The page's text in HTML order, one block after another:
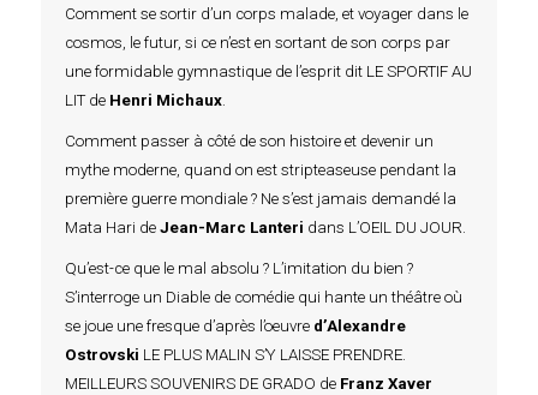
Comment se sortir d’un corps malade, et voyager dans le
cosmos, le futur, si ce n’est en sortant de son corps par
une formidable gymnastique de l’esprit dit LE SPORTIF AU
LIT de Henri Michaux.
Comment passer à côté de son histoire et devenir un
mythe moderne, quand on est stripteaseuse pendant la
première guerre mondiale ? Ne s’est jamais demandé la
Mata Hari de Jean-Marc Lanteri dans L’OEIL DU JOUR.
Qu’est-ce que le mal absolu ? L’imitation du bien ?
S’interroge un Diable de comédie qui hante un théâtre où
se joue une fresque d’après l’oeuvre d’Alexandre
Ostrovski LE PLUS MALIN S’Y LAISSE PRENDRE.
MEILLEURS SOUVENIRS DE GRADO de Franz Xaver